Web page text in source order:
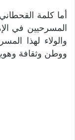
‫أما كلمة
المسرحيين في
والولاء لهذا
ووطن وثقافة